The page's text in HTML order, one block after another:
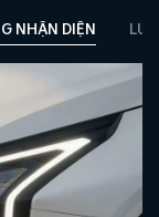
CẢN TRƯỚC MẠNH